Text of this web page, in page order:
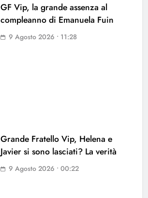
GF Vip, la grande assenza al
compleanno di Emanuela Fuin
9 Agosto 2026 • 11:28
Grande Fratello Vip, Helena e
Javier si sono lasciati? La verità
9 Agosto 2026 • 00:22